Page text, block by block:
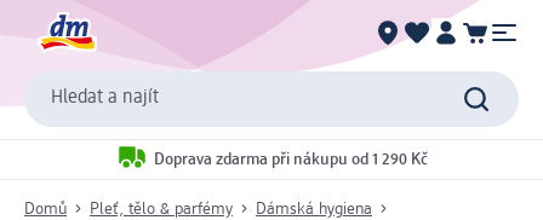
Hledat a najít
Doprava zdarma při nákupu od 1 290 Kč
Domů Pleť, tělo & parfémy
Dámská hygiena